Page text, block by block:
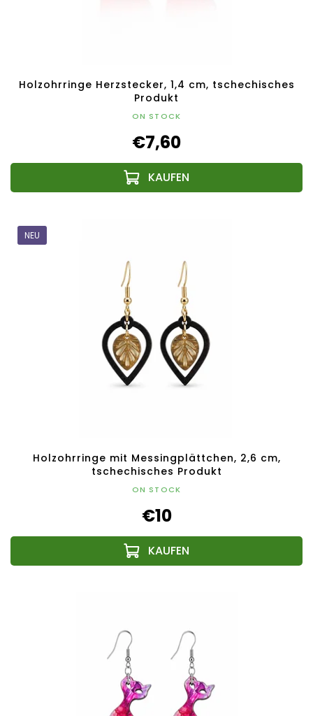
Holzohrringe Herzstecker, 1,4 cm, tschechisches
Produkt
ON STOCK
€7,60
NEU
Holzohrringe mit Messingplättchen, 2,6 cm,
tschechisches Produkt
ON STOCK
€10